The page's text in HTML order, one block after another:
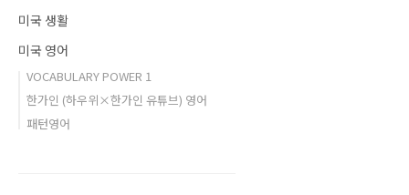
미국 생활
미국 영어
VOCABULARY POWER 1
한가인 (하우위×한가인 유튜브) 영어
패턴영어